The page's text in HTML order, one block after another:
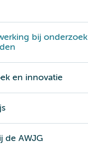
bij onderzoek
en innovatie
de AWJG